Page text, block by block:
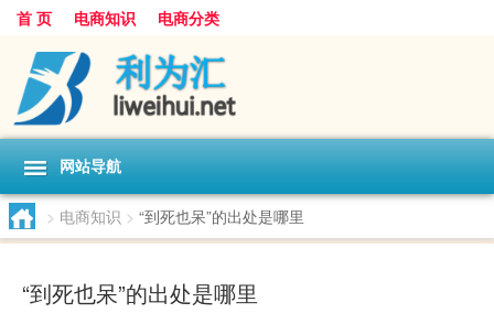
首 页 电商知识 电商分类
网站导航
> 电商知识 > “到死也呆”的出处是哪里
“到死也呆”的出处是哪里